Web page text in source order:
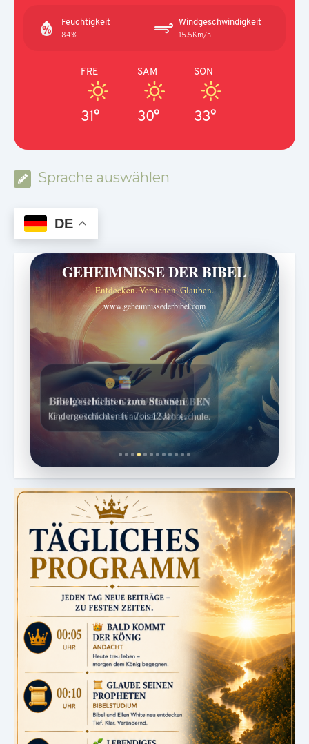
Feuchtigkeit
84%
Windgeschwindigkeit
15.5Km/h
FRE
31°
SAM
30°
SON
33°
Sprache auswählen
DE
GEHEIMNISSE DER BIBEL
Entdecken. Verstehen. Glauben.
www.geheimnissederbibel.com
Bibelgeschichten zum Staunen
Kindergeschichten für 7 bis 12 Jahre.